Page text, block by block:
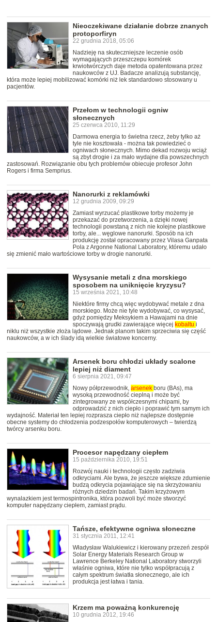
Nieoczekiwane działanie dobrze znanych
protoporfiryn
22 grudnia 2018, 05:06
Nadzieję na skuteczniejsze leczenie osób
wymagających przeszczepu komórek
krwiotwórczych daje metoda opatentowana przez
naukowców z UJ. Badacze analizują substancję,
która może lepiej mobilizować komórki niż lek standardowo stosowany u
pacjentów.
Przełom w technologii ogniw
słonecznych
25 czerwca 2010, 11:29
Darmowa energia to świetna rzecz, żeby tylko aż
tyle nie kosztowała - można tak powiedzieć o
ogniwach słonecznych. Mimo dekad rozwoju wciąż
są zbyt drogie i za mało wydajne dla powszechnych
zastosowań. Rozwiązanie obu tych problemów obiecuje profesor John
Rogers i firma Semprius.
Nanorurki z reklamówki
12 grudnia 2009, 09:29
Zamiast wyrzucać plastikowe torby możemy je
przekazać do przetworzenia, a dzięki nowej
technologii powstaną z nich nie kolejne plastikowe
torby, ale... węglowe nanorurki. Sposób na ich
produkcję został opracowany przez Vilasa Ganpata
Pola z Argonne National Laboratory, któremu udało
się zmienić mało wartościowe torby w drogie nanorurki.
Wysysanie metali z dna morskiego
sposobem na uniknięcie kryzysu?
15 września 2021, 10:48
Niektóre firmy chcą więc wydobywać metale z dna
morskiego. Może nie tyle wydobywać, co wysysać,
gdyż pomiędzy Meksykiem a Hawajami na dnie
spoczywają grudki zawierające więcej kobaltu i
niklu niż wszystkie złoża lądowe. Jednak planom takim sprzeciwia się część
naukowców, a w ich ślady idą wielkie światowe koncerny.
Arsenek boru chłodzi układy scalone
lepiej niż diament
6 sierpnia 2021, 09:47
Nowy półprzewodnik, arsenek boru (BAs), ma
wysoką przewodność cieplną i może być
zintegrowany ze współczesnymi chipami, by
odprowadzić z nich ciepło i poprawić tym samym ich
wydajność. Materiał ten lepiej rozprasza ciepło niż najlepsze dostępnie
obecne systemy do chłodzenia podzespołów komputerowych – twierdzą
twórcy arsenku boru.
Procesor napędzany ciepłem
15 października 2010, 19:51
Rozwój nauki i technologii często zadziwia
odkryciami. Ale bywa, że jeszcze większe zdumienie
budzą odkrycia pojawiające się na skrzyżowaniu
różnych dziedzin badań. Takim krzyżowym
wynalazkiem jest termospintronika, która pozwoli być może stworzyć
komputer napędzany ciepłem, zamiast prądu.
Tańsze, efektywne ogniwa słoneczne
31 stycznia 2011, 12:41
Władysław Walukiewicz i kierowany przezeń zespół
Solar Energy Materials Research Group w
Lawrence Berkeley National Laboratory stworzyli
właśnie ogniwa, które nie tylko współpracują z
całym spektrum światła słonecznego, ale ich
produkcja jest łatwa i tania.
Krzem ma poważną konkurencję
10 grudnia 2012, 19:46